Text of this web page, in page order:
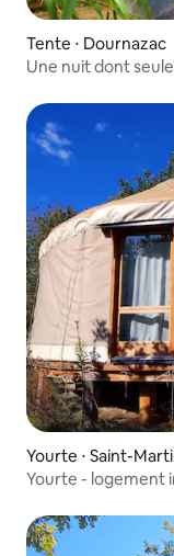
Tente ⋅ Dournazac
Une nuit dont
Yourte ⋅ Saint-
Yourte - logement